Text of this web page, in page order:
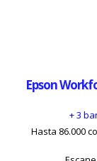
Epson
+ 3
Hasta 86.000